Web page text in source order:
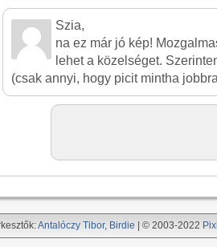
Szia,
na ez már jó kép!
lehet a közelséget.
(csak annyi, hogy picit mintha
Antalóczy Tibor, Birdie | © 2003-2022